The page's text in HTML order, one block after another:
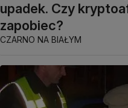
upadek. Czy
zapobiec?
CZARNO NA BIAŁYM